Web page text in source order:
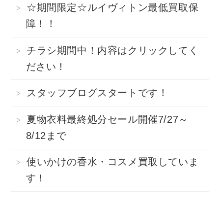
☆期間限定☆ルイヴィトン最低買取保
障！！
チラシ期間中！内容はクリックしてく
ださい！
スタッフブログスタートです！
夏物衣料最終処分セール開催7/27～
8/12まで
使いかけの香水・コスメ買取していま
す！